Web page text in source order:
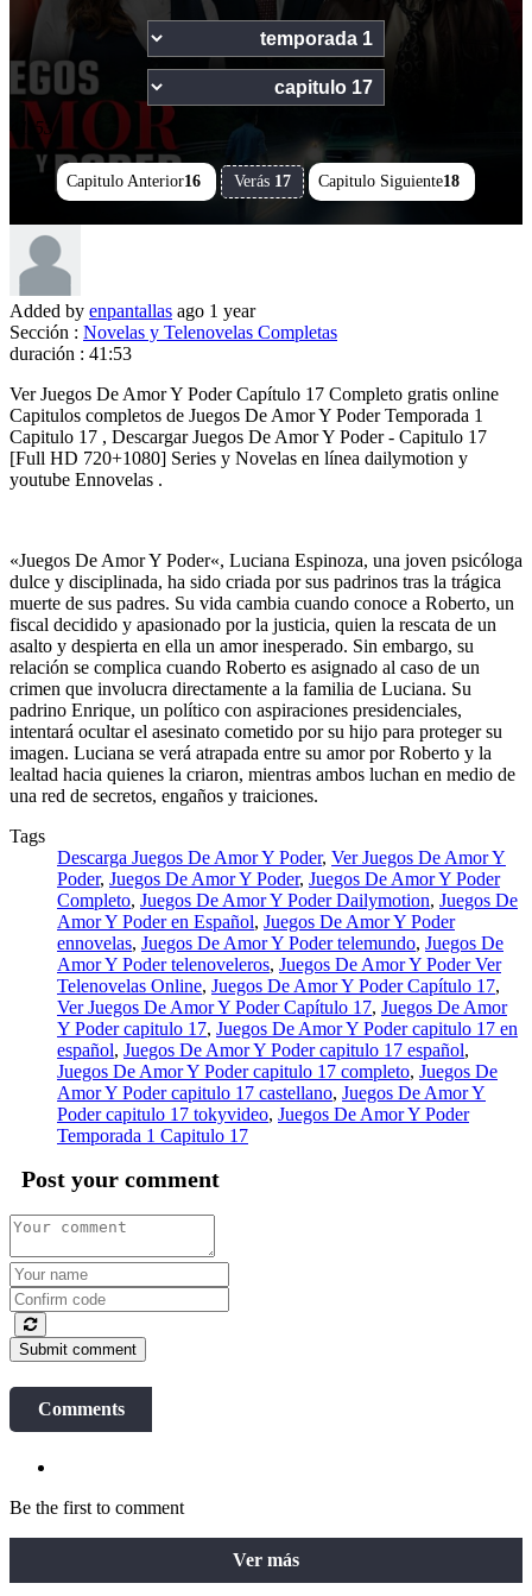
41:53
Capitulo Anterior16 Verás 17 Capitulo Siguiente18
Added by enpantallas ago 1 year
Sección : Novelas y Telenovelas Completas
duración : 41:53
Ver Juegos De Amor Y Poder Capítulo 17 Completo gratis online
Capitulos completos de Juegos De Amor Y Poder Temporada 1
Capitulo 17 , Descargar Juegos De Amor Y Poder - Capitulo 17
[Full HD 720+1080] Series y Novelas en línea dailymotion y
youtube Ennovelas .
«Juegos De Amor Y Poder«, Luciana Espinoza, una joven psicóloga
dulce y disciplinada, ha sido criada por sus padrinos tras la trágica
muerte de sus padres. Su vida cambia cuando conoce a Roberto, un
fiscal decidido y apasionado por la justicia, quien la rescata de un
asalto y despierta en ella un amor inesperado. Sin embargo, su
relación se complica cuando Roberto es asignado al caso de un
crimen que involucra directamente a la familia de Luciana. Su
padrino Enrique, un político con aspiraciones presidenciales,
intentará ocultar el asesinato cometido por su hijo para proteger su
imagen. Luciana se verá atrapada entre su amor por Roberto y la
lealtad hacia quienes la criaron, mientras ambos luchan en medio de
una red de secretos, engaños y traiciones.
Tags
Descarga Juegos De Amor Y Poder, Ver Juegos De Amor Y
Poder, Juegos De Amor Y Poder, Juegos De Amor Y Poder
Completo, Juegos De Amor Y Poder Dailymotion, Juegos De
Amor Y Poder en Español, Juegos De Amor Y Poder
ennovelas, Juegos De Amor Y Poder telemundo, Juegos De
Amor Y Poder telenoveleros, Juegos De Amor Y Poder Ver
Telenovelas Online, Juegos De Amor Y Poder Capítulo 17,
Ver Juegos De Amor Y Poder Capítulo 17, Juegos De Amor
Y Poder capitulo 17, Juegos De Amor Y Poder capitulo 17 en
español, Juegos De Amor Y Poder capitulo 17 español,
Juegos De Amor Y Poder capitulo 17 completo, Juegos De
Amor Y Poder capitulo 17 castellano, Juegos De Amor Y
Poder capitulo 17 tokyvideo, Juegos De Amor Y Poder
Temporada 1 Capitulo 17
Post your comment
Submit comment
Comments
Be the first to comment
Ver más